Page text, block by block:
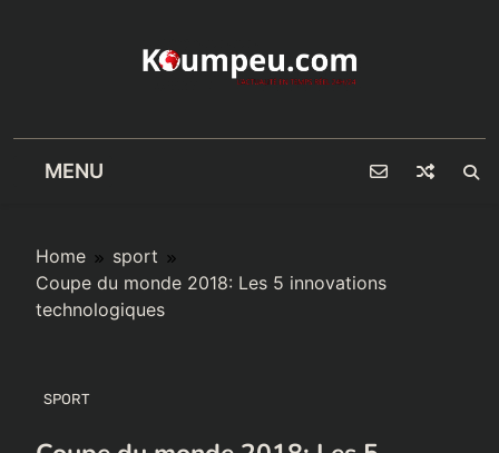
MENU
Home
sport
Coupe du monde 2018: Les 5 innovations
technologiques
SPORT